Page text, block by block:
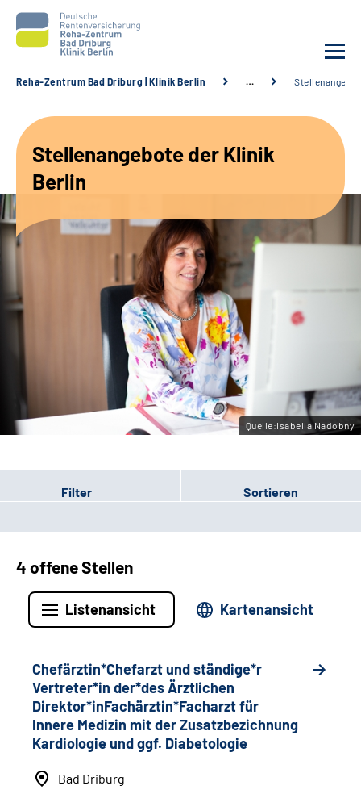
Unsere Angebote
Karriere
Leichte Sprache
Gebärdensprache
Reha-Zentrum Bad Driburg | Klinik Berlin …
Stellenangebote der Klinik
Berlin
Quelle:Isabella Nadobny
Filter Sortieren
4 offene Stellen
Listenansicht Kartenansicht
Chefärztin*Chefarzt und ständige*r
Vertreter*in der*des Ärztlichen
Direktor*inFachärztin*Facharzt für
Innere Medizin mit der Zusatzbezichnung
Kardiologie und ggf. Diabetologie
Bad Driburg